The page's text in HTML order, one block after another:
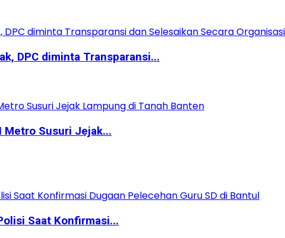
DPC diminta Transparansi...
Metro Susuri Jejak...
Saat Konfirmasi...